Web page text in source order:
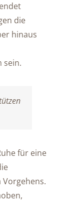
die
hinaus
sein.
für eine